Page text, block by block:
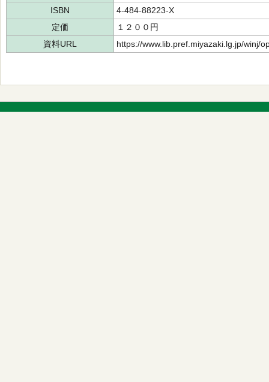
ISBN
4-484-88223-X
定価
１２００円
資料URL
https://www.lib.pref.miyazaki.lg.jp/winj/